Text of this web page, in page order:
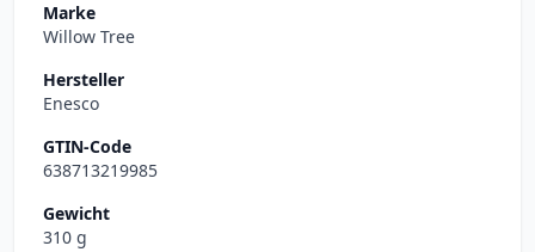
Marke
Willow Tree
Hersteller
Enesco
GTIN-Code
638713219985
Gewicht
310 g